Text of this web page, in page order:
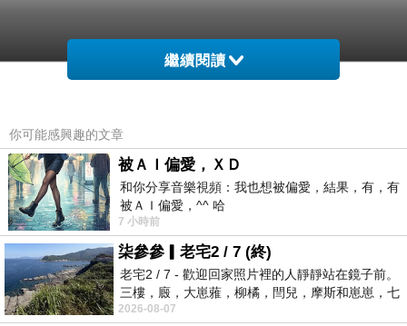
繼續閱讀
你可能感興趣的文章
被ＡＩ偏愛，ＸＤ
和你分享音樂視頻：我也想被偏愛，結果，有，有
被ＡＩ偏愛，^^ 哈
7 小時前
柒參參▎老宅2 / 7 (終)
老宅2 / 7 - 歡迎回家照片裡的人靜靜站在鏡子前。
三樓，廄，大崽蕥，柳橘，閆兒，摩斯和崽崽，七
個人整整齊齊地站在鏡框之外，如同
2026-08-07